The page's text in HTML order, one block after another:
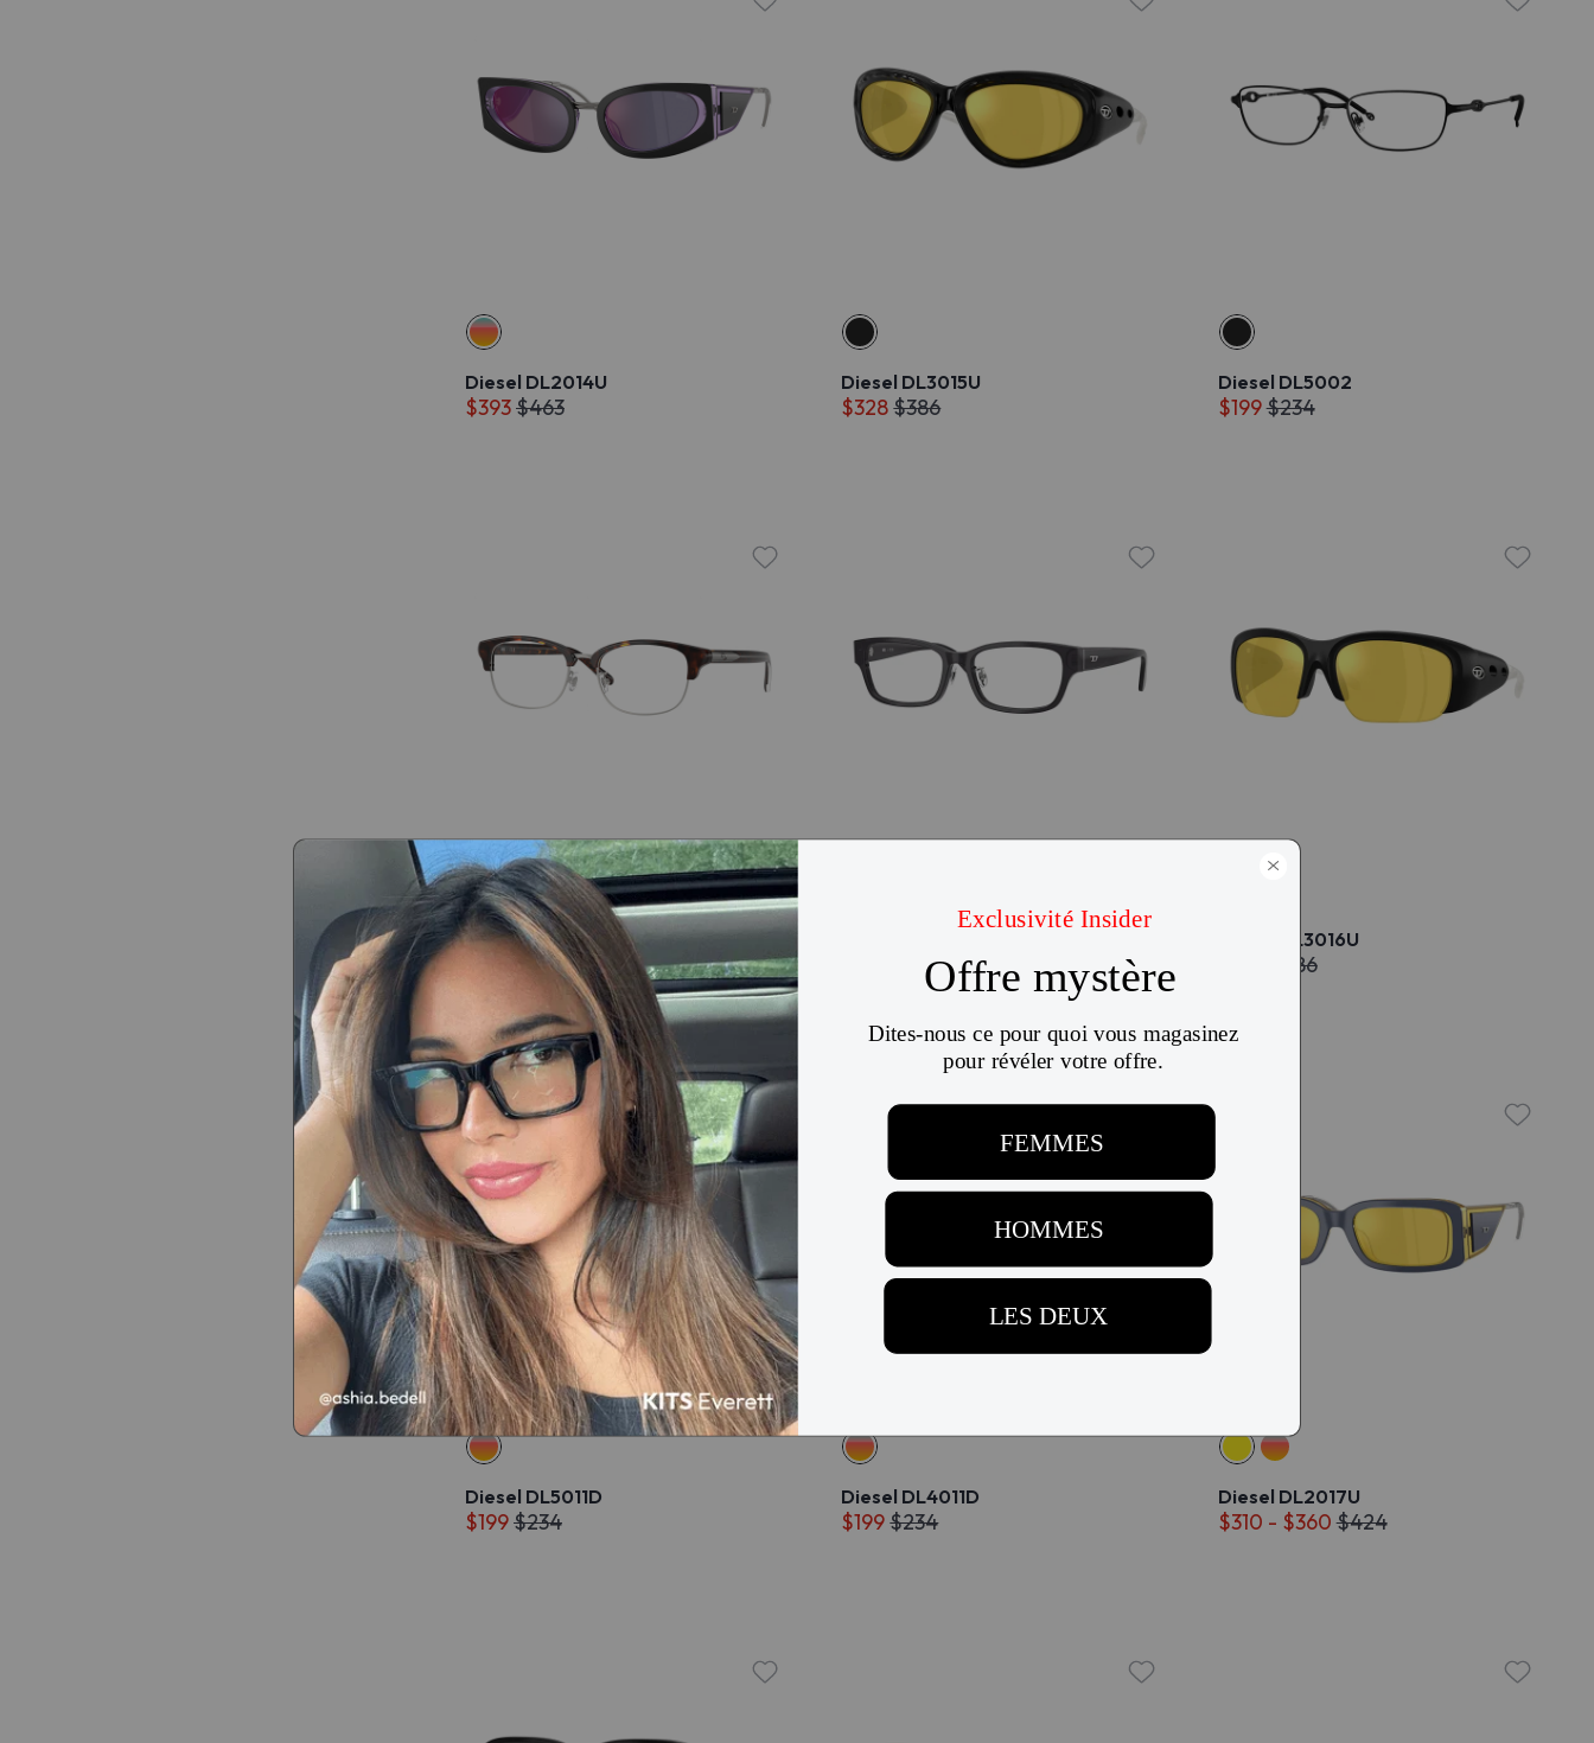
Diesel DL2014U
$463
$393
Diesel DL3015U
$386
$328
Diesel DL5002
$234
$199
Diesel DL4021D
$270
$230 $234
Diesel DL3016U
$386
Diesel DL5011D
$234
$199
Diesel DL4011D
$234
$199
Diesel DL2017U
$424
$310 - $360